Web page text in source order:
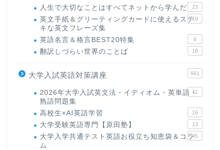
人生で大切なことはすべてネットから学んだ 23
英文手紙＆グリーティングカードに使えるステ
キな英文フレーズ集
19
英語名言＆格言BEST20特集 6
翻訳しづらい世界のことば 18
大学入試英語対策講座 661
2026年大学入試英文法・イディオム・英単語・
熟語問題集
11
高校生×AI英語学習 16
大学受験英語専門【原田塾】 13
大学入学共通テスト英語お役立ち知恵袋＆コラ
ム
45